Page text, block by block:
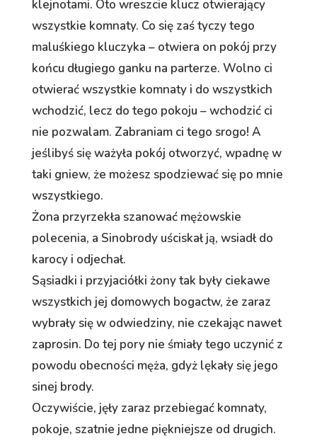
klejnotami. Oto wreszcie klucz otwierający
wszystkie komnaty. Co się zaś tyczy tego
maluśkiego kluczyka – otwiera on pokój przy
końcu długiego ganku na parterze. Wolno ci
otwierać wszystkie komnaty i do wszystkich
wchodzić, lecz do tego pokoju – wchodzić ci
nie pozwalam. Zabraniam ci tego srogo! A
jeślibyś się ważyła pokój otworzyć, wpadnę w
taki gniew, że możesz spodziewać się po mnie
wszystkiego.
Żona przyrzekła szanować mężowskie
polecenia, a Sinobrody uściskał ją, wsiadł do
karocy i odjechał.
Sąsiadki i przyjaciółki żony tak były ciekawe
wszystkich jej domowych bogactw, że zaraz
wybrały się w odwiedziny, nie czekając nawet
zaprosin. Do tej pory nie śmiały tego uczynić z
powodu obecności męża, gdyż lękały się jego
sinej brody.
Oczywiście, jęły zaraz przebiegać komnaty,
pokoje, szatnie jedne piękniejsze od drugich.